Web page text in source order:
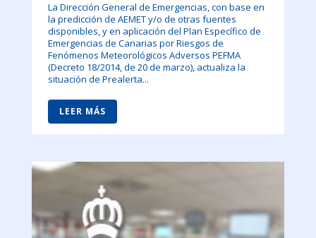
La Dirección General de Emergencias, con base en
la predicción de AEMET y/o de otras fuentes
disponibles, y en aplicación del Plan Específico de
Emergencias de Canarias por Riesgos de
Fenómenos Meteorológicos Adversos PEFMA
(Decreto 18/2014, de 20 de marzo), actualiza la
situación de Prealerta...
LEER MÁS